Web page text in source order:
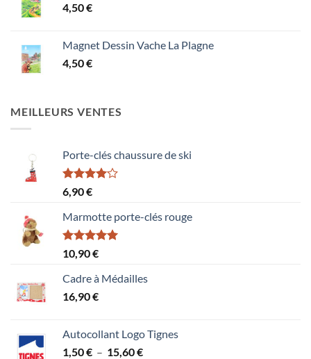
4,50€
Magnet Dessin Vache La Plagne
4,50€
MEILLEURS VENTES
Porte-clés chaussure de ski
Note
4.00
5
6,90€
Marmotte porte-clés rouge
Note5.00
sur 5
10,90€
Cadre à Médailles
16,90€
Autocollant Logo Tignes
1,50€ – 15,60€Plage